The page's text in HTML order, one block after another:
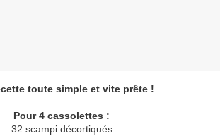
toute simple et vite prête !
Pour 4 cassolettes :
32 scampi décortiqués